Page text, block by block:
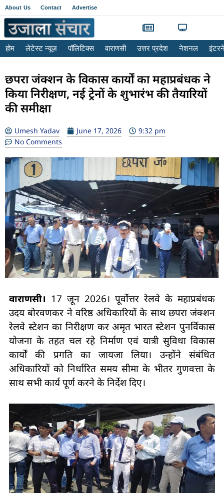
About Us Contact Advertise
होम लेटेस्ट न्यूज़ पॉलिटिक्स वाराणसी उत्तर प्रदेश नेशनल
छपरा जंक्शन के विकास कार्यों का महाप्रबंधक ने
किया निरीक्षण, नई ट्रेनों के शुभारंभ की तैयारियों
की समीक्षा
Umesh Yadav June 17, 2026
9:32 pm
No Comments
वाराणसी। 17 जून 2026। पूर्वोत्तर रेलवे के महाप्रबंधक
उदय बोरवणकर ने वरिष्ठ अधिकारियों के साथ छपरा जंक्शन
रेलवे स्टेशन का निरीक्षण कर अमृत भारत स्टेशन पुनर्विकास
योजना के तहत चल रहे निर्माण एवं यात्री सुविधा विकास
कार्यों की प्रगति का जायजा लिया। उन्होंने संबंधित
अधिकारियों को निर्धारित समय सीमा के भीतर गुणवत्ता के
साथ सभी कार्य पूर्ण करने के निर्देश दिए।